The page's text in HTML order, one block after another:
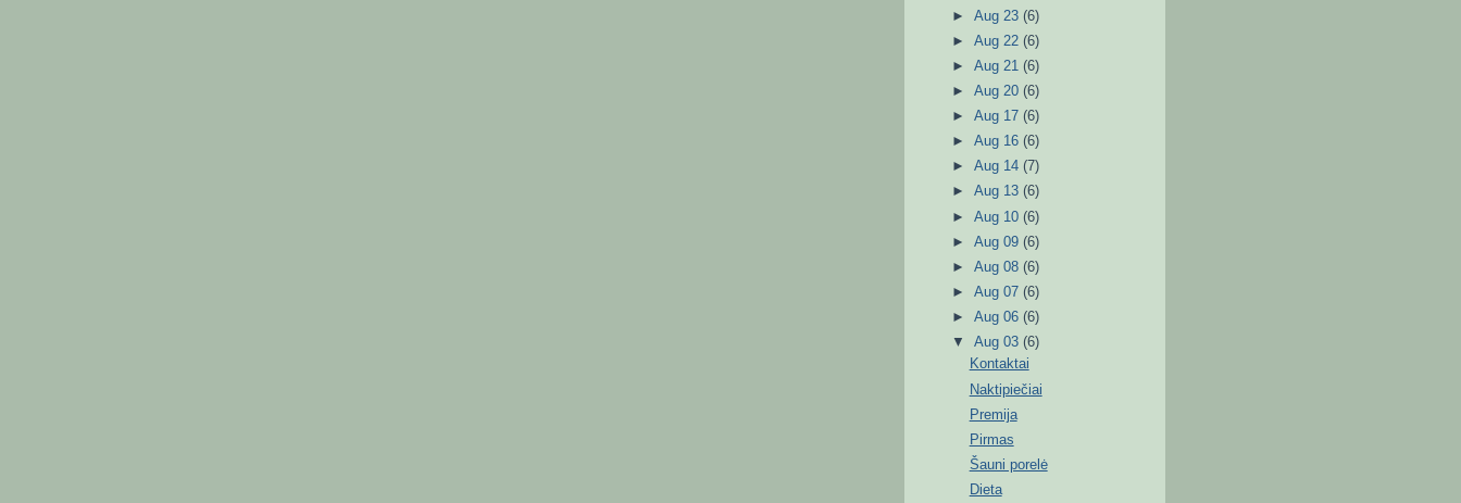
►Aug 23(6)
►Aug 22(6)
►Aug 21(6)
►Aug 20(6)
►Aug 17(6)
►Aug 16(6)
►Aug 14(7)
►Aug 13(6)
►Aug 10(6)
►Aug 09(6)
►Aug 08(6)
►Aug 07(6)
►Aug 06(6)
▼Aug 03(6)
Kontaktai
Naktipiečiai
Premija
Pirmas
Šauni porelė
Dieta